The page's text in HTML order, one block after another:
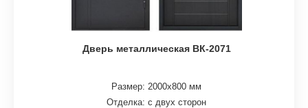
Дверь металлическая ВК-2071
Размер: 2000х800 мм
Отделка: с двух сторон